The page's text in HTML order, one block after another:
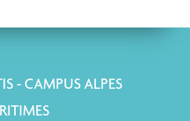
- CAMPUS ALPES